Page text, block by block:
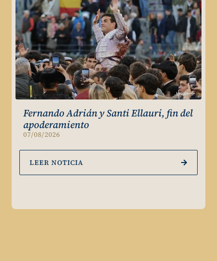
Fernando Adrián y Santi Ellauri, fin del
apoderamiento
07/08/2026
LEER NOTICIA